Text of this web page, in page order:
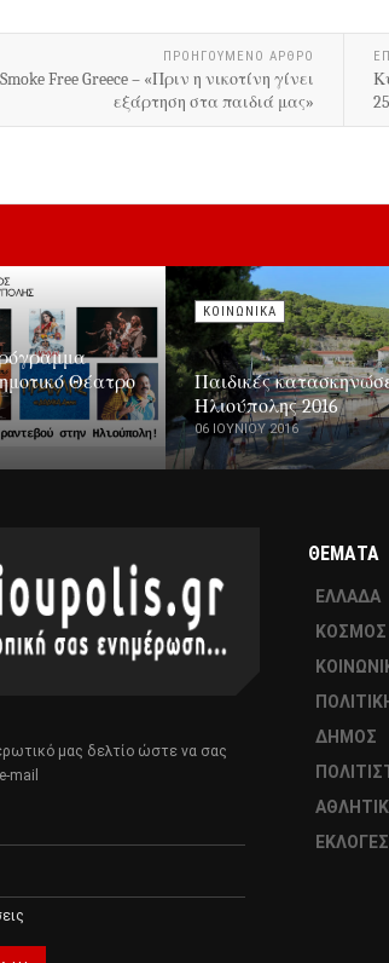
ΠΡΟΗΓΟΎΜΕΝΟ ΑΡΘΡΟ
Free Greece – «Πριν η νικοτίνη γίνει
εξάρτηση στα παιδιά μας»
Θέατρο
ΚΟΙΝΩΝΙΚΑ
Παιδικές
Ηλιούπολης 2016
06 ΙΟΥΝΊΟΥ 2016
μας δελτίο ώστε να σας
mail
ΘΕΜΑΤΑ
ΕΛΛΑΔΑ
ΚΟΣΜΟΣ
ΔΗΜΟΣ